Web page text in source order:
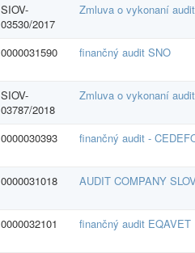
SIOV-
03530/2017
Zmluva o vykonaní
0000031590 finančný audit SNO
SIOV-
03787/2018
Zmluva o vykonaní
0000030393 finančný audit -
0000031018 AUDIT COMPANY
0000032101 finančný audit EQAVET